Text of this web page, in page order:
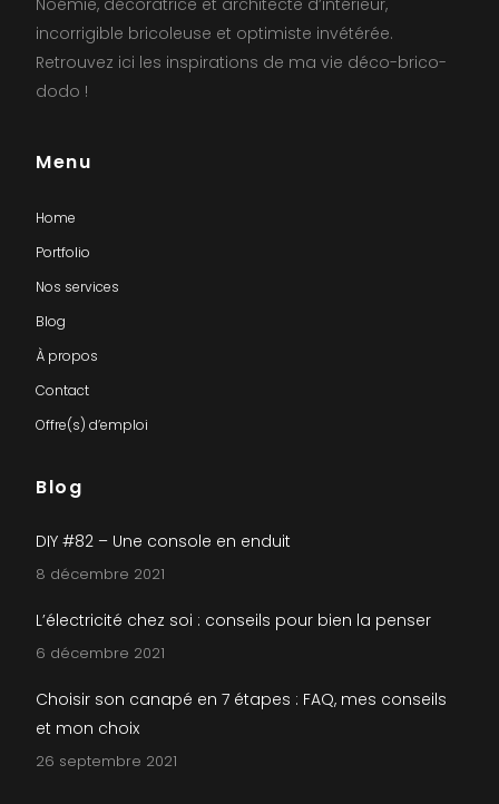
Noémie, décoratrice et architecte d’intérieur,
incorrigible bricoleuse et optimiste invétérée.
Retrouvez ici les inspirations de ma vie déco-brico-
dodo !
Menu
Home
Portfolio
Nos services
Blog
À propos
Contact
Offre(s) d’emploi
Blog
DIY #82 – Une console en enduit
8 décembre 2021
L’électricité chez soi : conseils pour bien la penser
6 décembre 2021
Choisir son canapé en 7 étapes : FAQ, mes conseils
et mon choix
26 septembre 2021